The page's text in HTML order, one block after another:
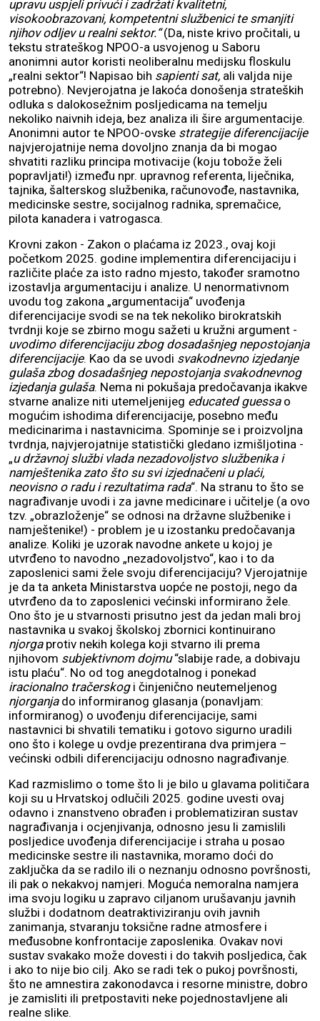
upravu uspjeli privući i zadržati kvalitetni,
visokoobrazovani, kompetentni službenici te smanjiti
njihov odljev u realni sektor.“(Da, niste krivo pročitali, u
tekstu strateškog NPOO-a usvojenog u Saboru
anonimni autor koristi neoliberalnu medijsku floskulu
„realni sektor“! Napisao bih sapienti sat, ali valjda nije
potrebno). Nevjerojatna je lakoća donošenja strateških
odluka s dalokosežnim posljedicama na temelju
nekoliko naivnih ideja, bez analiza ili šire argumentacije.
Anonimni autor te NPOO-ovske strategije diferencijacije
najvjerojatnije nema dovoljno znanja da bi mogao
shvatiti razliku principa motivacije (koju tobože želi
popravljati!) između npr. upravnog referenta, liječnika,
tajnika, šalterskog službenika, računovođe, nastavnika,
medicinske sestre, socijalnog radnika, spremačice,
pilota kanadera i vatrogasca.
Krovni zakon - Zakon o plaćama iz 2023., ovaj koji
početkom 2025. godine implementira diferencijaciju i
različite plaće za isto radno mjesto, također sramotno
izostavlja argumentaciju i analize. U nenormativnom
uvodu tog zakona „argumentacija“ uvođenja
diferencijacije svodi se na tek nekoliko birokratskih
tvrdnji koje se zbirno mogu sažeti u kružni argument -
uvodimo diferencijaciju zbog dosadašnjeg nepostojanja
diferencijacije. Kao da se uvodi svakodnevno izjedanje
gulaša zbog dosadašnjeg nepostojanja svakodnevnog
izjedanja gulaša. Nema ni pokušaja predočavanja ikakve
stvarne analize niti utemeljenijeg educated guessao
mogućim ishodima diferencijacije, posebno među
medicinarima i nastavnicima. Spominje se i proizvoljna
tvrdnja, najvjerojatnije statistički gledano izmišljotina -
„u državnoj službi vlada nezadovoljstvo službenika i
namještenika zato što su svi izjednačeni u plaći,
neovisno o radu i rezultatima rada“. Na stranu to što se
nagrađivanje uvodi i za javne medicinare i učitelje (a ovo
tzv. „obrazloženje“ se odnosi na državne službenike i
namještenike!) - problem je u izostanku predočavanja
analize. Koliki je uzorak navodne ankete u kojoj je
utvrđeno to navodno „nezadovoljstvo“, kao i to da
zaposlenici sami žele svoju diferencijaciju? Vjerojatnije
je da ta anketa Ministarstva uopće ne postoji, nego da
utvrđeno da to zaposlenici većinski informirano žele.
Ono što je u stvarnosti prisutno jest da jedan mali broj
nastavnika u svakoj školskoj zbornici kontinuirano
njorga protiv nekih kolega koji stvarno ili prema
njihovom subjektivnom dojmu“slabije rade, a dobivaju
istu plaću“. No od tog anegdotalnog i ponekad
iracionalno tračerskogi činjenično neutemeljenog
njorganjado informiranog glasanja (ponavljam:
informiranog) o uvođenju diferencijacije, sami
nastavnici bi shvatili tematiku i gotovo sigurno uradili
ono što i kolege u ovdje prezentirana dva primjera –
većinski odbili diferencijaciju odnosno nagrađivanje.
Kad razmislimo o tome što li je bilo u glavama političara
koji su u Hrvatskoj odlučili 2025. godine uvesti ovaj
odavno i znanstveno obrađen i problematiziran sustav
nagrađivanja i ocjenjivanja, odnosno jesu li zamislili
posljedice uvođenja diferencijacije i straha u posao
medicinske sestre ili nastavnika, moramo doći do
zaključka da se radilo ili o neznanju odnosno površnosti,
ili pak o nekakvoj namjeri. Moguća nemoralna namjera
ima svoju logiku u zapravo ciljanom urušavanju javnih
službi i dodatnom deatraktiviziranju ovih javnih
zanimanja, stvaranju toksične radne atmosfere i
međusobne konfrontacije zaposlenika. Ovakav novi
sustav svakako može dovesti i do takvih posljedica, čak
i ako to nije bio cilj. Ako se radi tek o pukoj površnosti,
što ne amnestira zakonodavca i resorne ministre, dobro
je zamisliti ili pretpostaviti neke pojednostavljene ali
realne slike.